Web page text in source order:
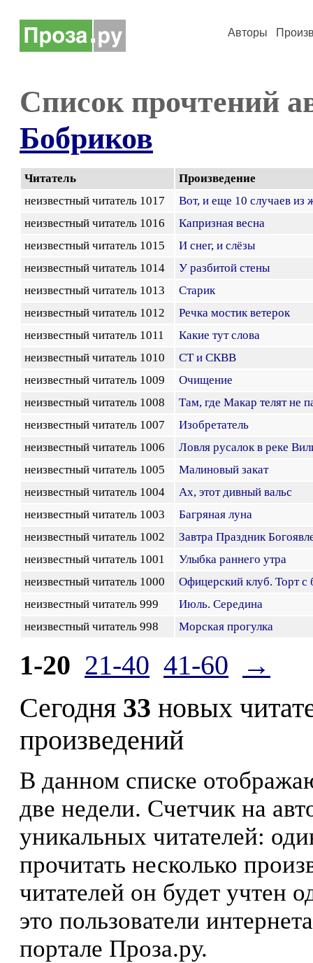
Авторы
Список прочтений
Бобриков
Читатель
Произведение
неизвестный читатель 1017
Вот, и еще 10 случаев из
неизвестный читатель 1016
Капризная весна
неизвестный читатель 1015
И снег, и слёзы
неизвестный читатель 1014
У разбитой стены
неизвестный читатель 1013
Старик
неизвестный читатель 1012
Речка мостик ветерок
неизвестный читатель 1011
Какие тут слова
неизвестный читатель 1010
СТ и СКВВ
неизвестный читатель 1009
Очищение
неизвестный читатель 1008
Там, где Макар телят не
неизвестный читатель 1007
Изобретатель
неизвестный читатель 1006
Ловля русалок в реке
неизвестный читатель 1005
Малиновый закат
неизвестный читатель 1004
Ах, этот дивный вальс
неизвестный читатель 1003
Багряная луна
неизвестный читатель 1002
Завтра Праздник
неизвестный читатель 1001
Улыбка раннего утра
неизвестный читатель 1000
Офицерский клуб. Торт с
неизвестный читатель 999
Июль. Середина
неизвестный читатель 998
Морская прогулка
1-20 21-40 41-60
→
Сегодня 33 новых
произведений
В данном списке
две недели. Счетчик на
уникальных читателей:
прочитать несколько
читателей он будет учтен
это пользователи
портале Проза.ру.